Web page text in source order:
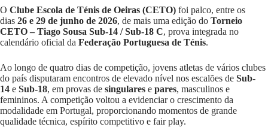
O Clube Escola de Ténis de Oeiras (CETO) foi palco, entre os
dias 26 e 29 de junho de 2026, de mais uma edição do Torneio
CETO – Tiago Sousa Sub-14 / Sub-18 C, prova integrada no
calendário oficial da Federação Portuguesa de Ténis.
Ao longo de quatro dias de competição, jovens atletas de vários clubes
do país disputaram encontros de elevado nível nos escalões de Sub-
14 e Sub-18, em provas de singulares e pares, masculinos e
femininos. A competição voltou a evidenciar o crescimento da
modalidade em Portugal, proporcionando momentos de grande
qualidade técnica, espírito competitivo e fair play.